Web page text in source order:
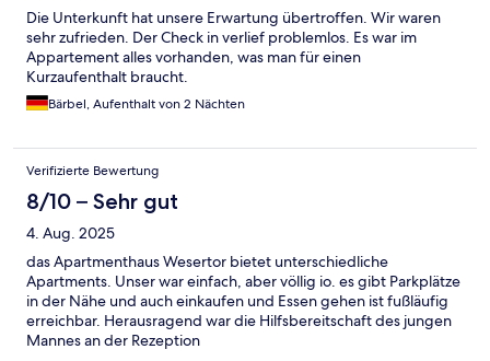
Die Unterkunft hat unsere Erwartung übertroffen. Wir waren
sehr zufrieden. Der Check in verlief problemlos. Es war im
Appartement alles vorhanden, was man für einen
Kurzaufenthalt braucht.
Bärbel, Aufenthalt von 2 Nächten
Verifizierte Bewertung
8/10 – Sehr gut
4. Aug. 2025
das Apartmenthaus Wesertor bietet unterschiedliche
Apartments. Unser war einfach, aber völlig io. es gibt Parkplätze
in der Nähe und auch einkaufen und Essen gehen ist fußläufig
erreichbar. Herausragend war die Hilfsbereitschaft des jungen
Mannes an der Rezeption